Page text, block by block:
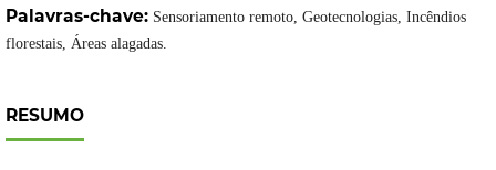
Palavras-chave: Sensoriamento remoto, Geotecnologias, Incêndios
florestais, Áreas alagadas.
RESUMO